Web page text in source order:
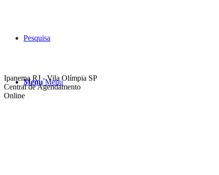
Pesquisa
Menu Menu
Ipanema RJ - Vila Olímpia SP
Central de Agendamento
Online